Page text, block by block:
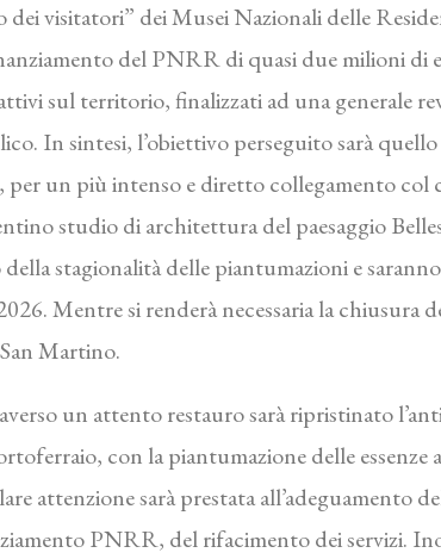
visitatori” dei Musei Nazionali delle
del PNRR di quasi due milioni di
sul territorio, finalizzati ad una generale
In sintesi, l’obiettivo perseguito sarà
un più intenso e diretto collegamento col
studio di architettura del paesaggio
stagionalità delle piantumazioni e
Mentre si renderà necessaria la chiusura
Martino.
un attento restauro sarà ripristinato
con la piantumazione delle essenze
attenzione sarà prestata all’adeguamento
PNRR, del rifacimento dei servizi.